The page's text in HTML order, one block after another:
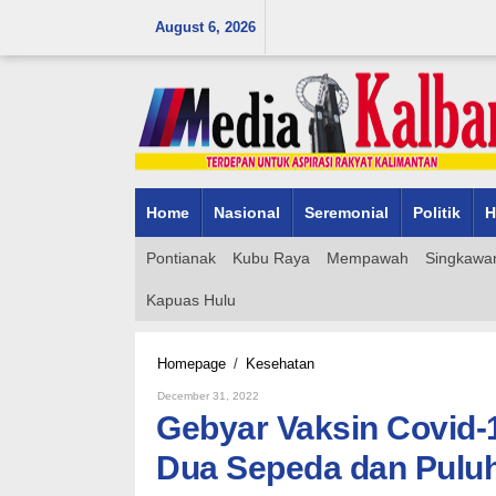
August 6, 2026
Home Nasional Seremonial Politik
Pontianak Kubu Raya Mempawah
Kapuas Hulu
Homepage / KesehatanGebyar
19
Pemerintah
Desa
Siapkan
December 31, 2022
Gebyar Vaksin
Dua Sepeda dan